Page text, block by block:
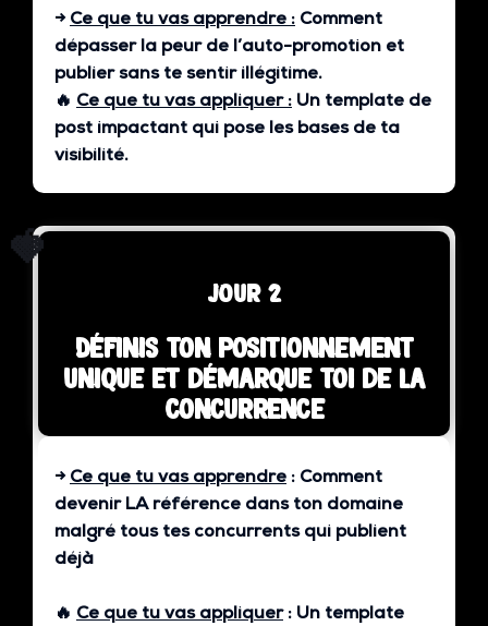
→ Ce que tu vas apprendre : Comment
dépasser la peur de l’auto-promotion et
publier sans te sentir illégitime.
🔥 Ce que tu vas appliquer : Un template de
post impactant qui pose les bases de ta
visibilité.
🍓
jour 2
Définis ton positionnement
unique et démarque toi de la
concurrence
→Ce que tu vas apprendre : Comment
devenir LA référence dans ton domaine
malgré tous tes concurrents qui publient
déjà
🔥 Ce que tu vas appliquer: Un template